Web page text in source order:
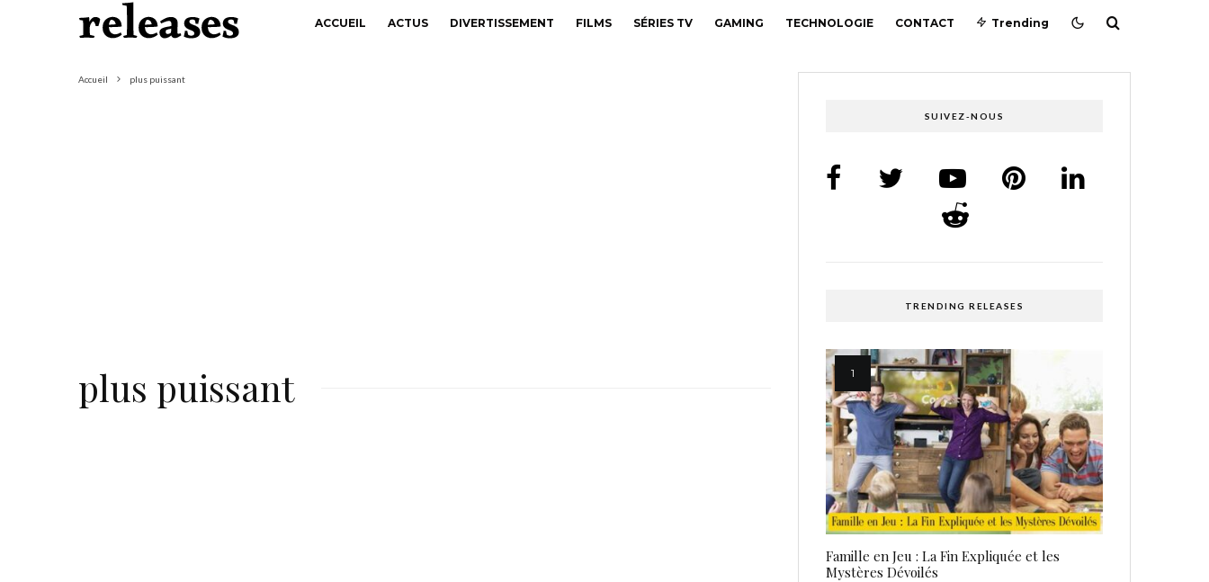
ACCUEIL ACTUS DIVERTISSEMENT FILMS SÉRIES TV GAMING TECHNOLOGIE CONTACT Trending
Accueil plus puissant
plus puissant
SUIVEZ-NOUS
TRENDING RELEASES
Famille en Jeu : La Fin Expliquée et les
Mystères Dévoilés